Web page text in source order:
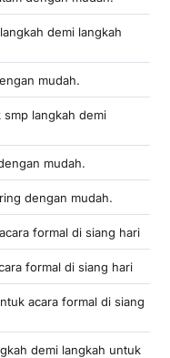
demi langkah
mudah.
smp langkah demi
mudah.
dengan mudah.
formal di siang hari
formal di siang hari
acara formal di siang
demi langkah untuk